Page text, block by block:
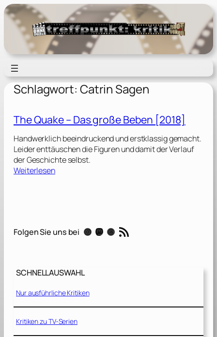
Zum
Inhalt
springen
Schlagwort: Catrin Sagen
The Quake – Das große Beben [2018]
Handwerklich beeindruckend und erstklassig gemacht.
Leider enttäuschen die Figuren und damit der Verlauf
der Geschichte selbst.
Weiterlesen:
a
–
a
s
g
Folgen Sie uns bei Instagram Mastodon Threads RSS-Feed
SCHNELLAUSWAHL
Nur ausführliche Kritiken
Kritiken zu TV-Serien